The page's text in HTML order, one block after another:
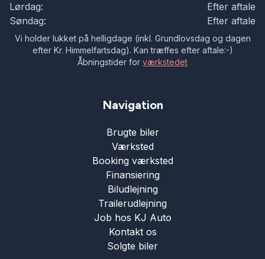
Lørdag:
Efter aftale
Søndag:
Efter aftale
Vi holder lukket på helligdage (inkl. Grundlovsdag og dagen
efter Kr. Himmelfartsdag). Kan træffes efter aftale:-)
Åbningstider for værkstedet
Navigation
Brugte biler
Værksted
Booking værksted
Finansiering
Biludlejning
Trailerudlejning
Job hos KJ Auto
Kontakt os
Solgte biler